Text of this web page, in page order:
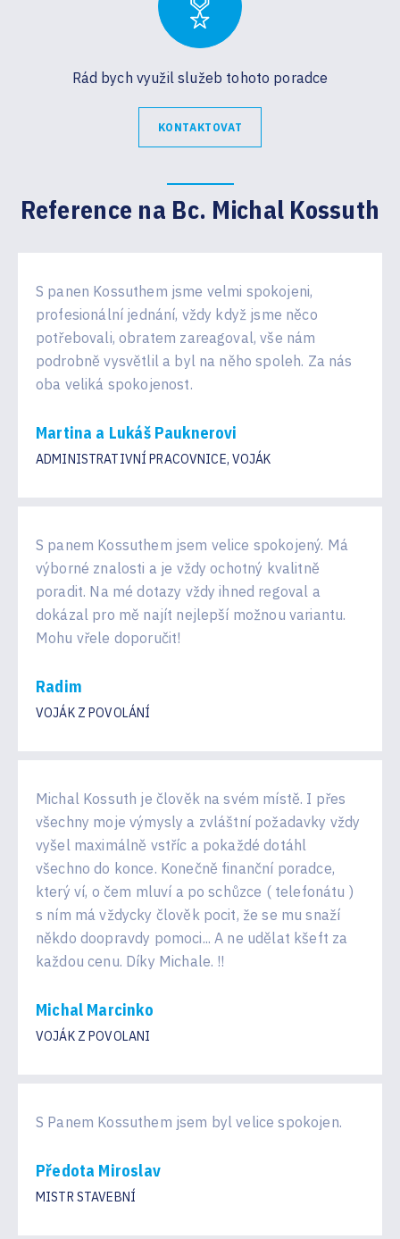
Rád bych využil služeb tohoto poradce
KONTAKTOVAT
Reference na Bc. Michal Kossuth
S panen Kossuthem jsme velmi spokojeni,
profesionální jednání, vždy když jsme něco
potřebovali, obratem zareagoval, vše nám
podrobně vysvětlil a byl na něho spoleh. Za nás
oba veliká spokojenost.
Martina a Lukáš Pauknerovi
ADMINISTRATIVNÍ PRACOVNICE, VOJÁK
S panem Kossuthem jsem velice spokojený. Má
výborné znalosti a je vždy ochotný kvalitně
poradit. Na mé dotazy vždy ihned regoval a
dokázal pro mě najít nejlepší možnou variantu.
Mohu vřele doporučit!
Radim
VOJÁK Z POVOLÁNÍ
Michal Kossuth je člověk na svém místě. I přes
všechny moje výmysly a zvláštní požadavky vždy
vyšel maximálně vstříc a pokaždé dotáhl
všechno do konce. Konečně finanční poradce,
který ví, o čem mluví a po schůzce ( telefonátu )
s ním má vždycky člověk pocit, že se mu snaží
někdo doopravdy pomoci... A ne udělat kšeft za
každou cenu. Díky Michale. !!
Michal Marcinko
VOJÁK Z POVOLANI
S Panem Kossuthem jsem byl velice spokojen.
Předota Miroslav
MISTR STAVEBNÍ